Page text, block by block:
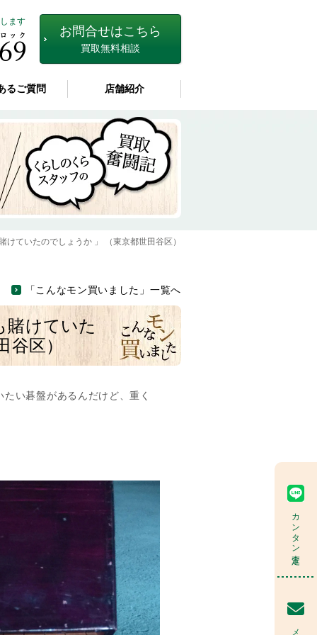
お問合せはこちら
買取無料相談
ます
るご質問 店舗紹介
カンタン査定
けていたのでしょうか 」 （東京都世田谷区）
「こんなモン買いました」一覧へ
賭けていた
区）
い碁盤があるんだけど、重く